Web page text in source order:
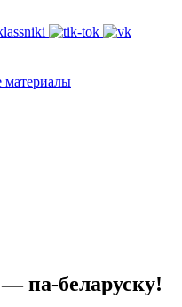
материалы
— па-беларуску!